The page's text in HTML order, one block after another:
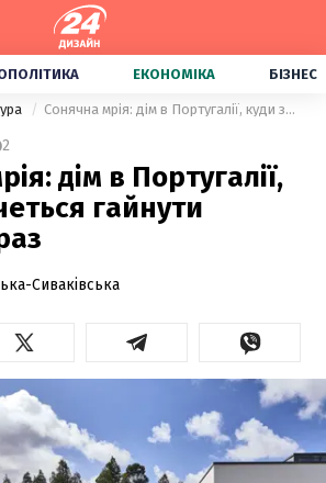
ЕКОНОМІКА БІЗНЕС
Сонячна мрія: дім в Португалії, куди захочеться гайнути просто зараз
2
дім в Португалії,
гайнути
Сиваківська